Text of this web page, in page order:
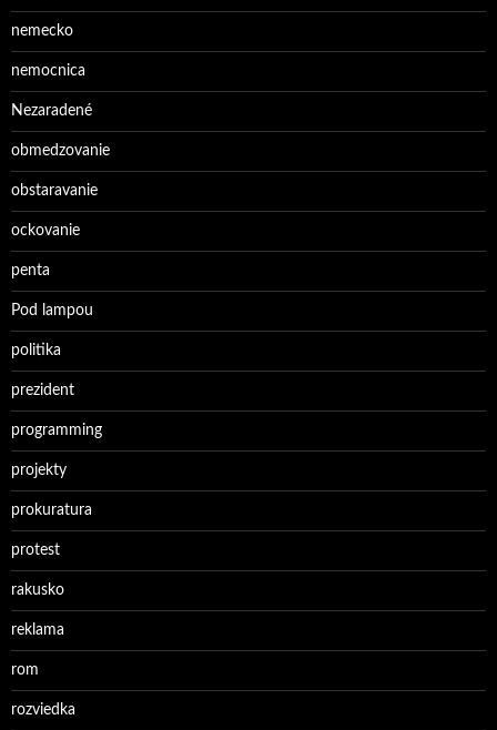
nemecko
nemocnica
Nezaradené
obmedzovanie
obstaravanie
ockovanie
penta
Pod lampou
politika
prezident
programming
projekty
prokuratura
protest
rakusko
reklama
rom
rozviedka